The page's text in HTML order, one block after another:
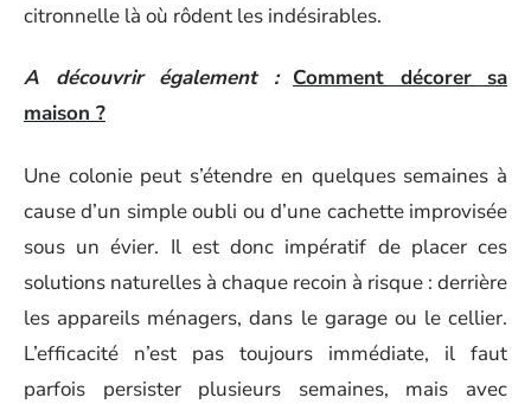
citronnelle là où rôdent les indésirables.
A découvrir également : Comment décorer sa
maison ?
Une colonie peut s’étendre en quelques semaines à
cause d’un simple oubli ou d’une cachette improvisée
sous un évier. Il est donc impératif de placer ces
solutions naturelles à chaque recoin à risque : derrière
les appareils ménagers, dans le garage ou le cellier.
L’efficacité n’est pas toujours immédiate, il faut
parfois persister plusieurs semaines, mais avec